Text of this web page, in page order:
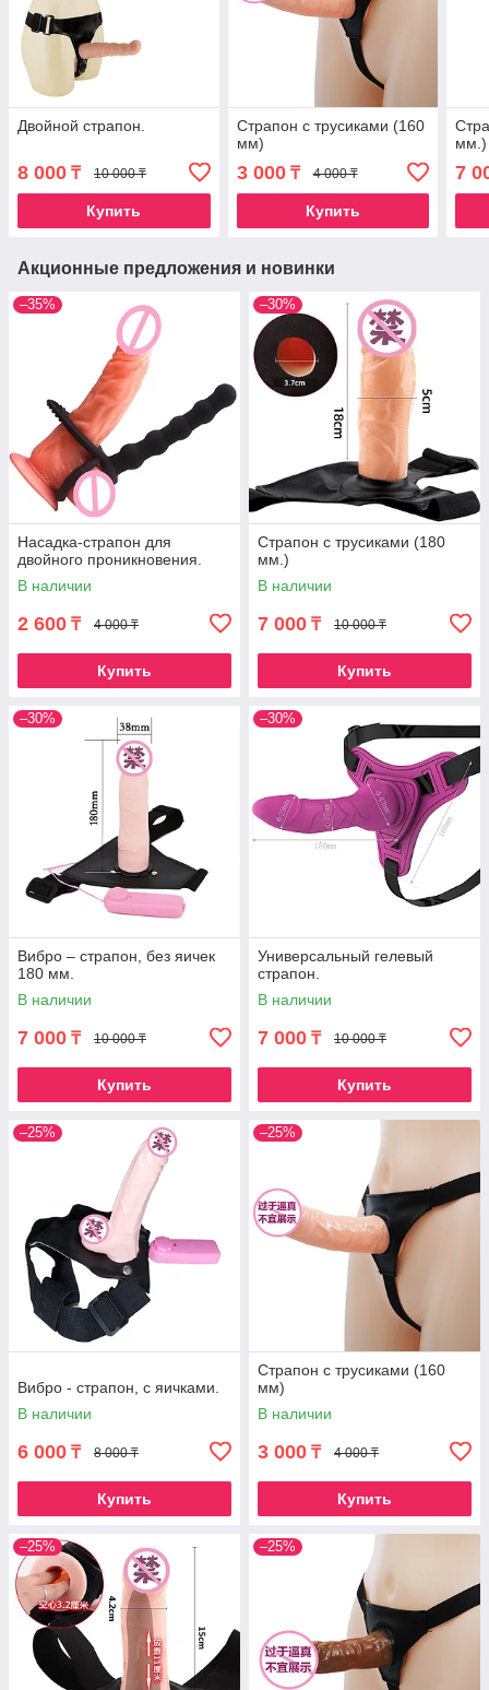
Двойной страпон.
8 000 ₸ 10 000 ₸
Купить
Страпон с трусиками (160
мм)
3 000₸ 4 000 ₸
Купить
мм.)
7
Акционные предложения и новинки
–35%
Насадка-страпон для
двойного проникновения.
В наличии
2 600 ₸ 4 000 ₸
Купить
–30%
Страпон с трусиками (180
мм.)
В наличии
7 000 ₸ 10 000 ₸
Купить
–30%
Вибро – страпон, без яичек
180 мм.
В наличии
7 000 ₸ 10 000 ₸
Купить
–30%
Универсальный гелевый
страпон.
В наличии
7 000 ₸ 10 000 ₸
Купить
–25%
Вибро - страпон, с яичками.
В наличии
6 000 ₸ 8 000 ₸
Купить
–25%
Страпон с трусиками (160
мм)
В наличии
3 000 ₸ 4 000 ₸
Купить
–25% –25%